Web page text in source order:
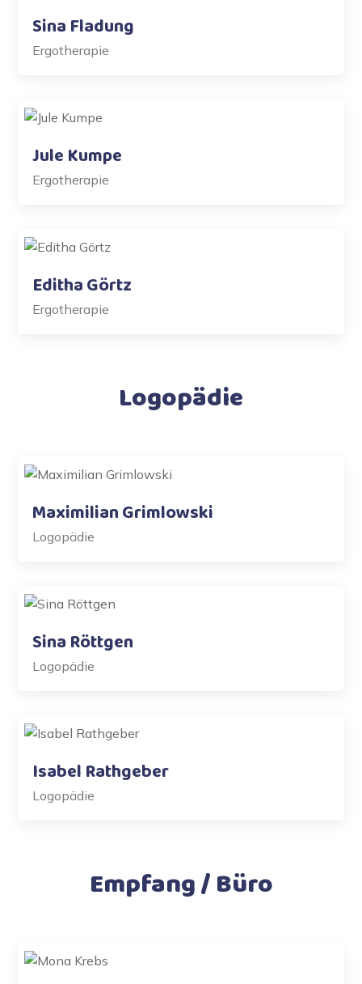
Sina Fladung
Ergotherapie
Jule Kumpe
Ergotherapie
Editha Görtz
Ergotherapie
Logopädie
Maximilian Grimlowski
Logopädie
Sina Röttgen
Logopädie
Isabel Rathgeber
Logopädie
Empfang / Büro